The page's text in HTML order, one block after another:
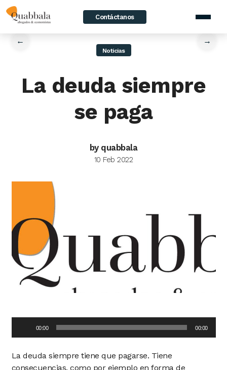
Contáctanos
home / News La deuda siempre se paga
←
Noticias
→
La deuda siempre
se paga
by quabbala
10 Feb 2022
00:00 00:00
La deuda siempre tiene que pagarse. Tiene
consecuencias, como por ejemplo en forma de